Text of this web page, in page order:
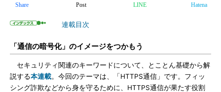
Share Post LINE Hatena
連載目次
「通信の暗号化」のイメージをつかもう
セキュリティ関連のキーワードについて、とことん基礎から解
説する本連載。今回のテーマは、「HTTPS通信」です。フィッ
シング詐欺などから身を守るために、HTTPS通信が果たす役割